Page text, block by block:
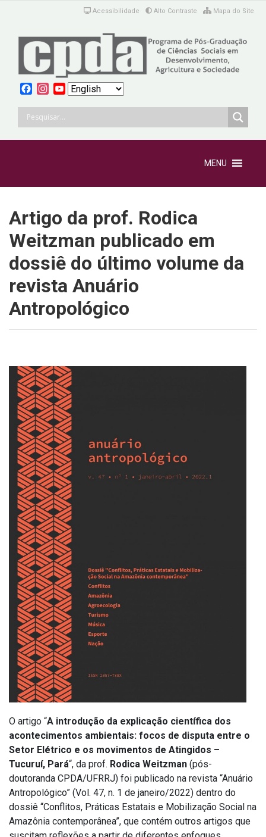
Mapa do Site
Alto Contraste
Acessibilidade
FacebookInstagram
YouTube
Escolha
MENU
Artigo da prof. Rodica
Weitzman publicado em
dossiê do último volume da
revista Anuário
Antropológico
O artigo “A introdução da explicação científica dos
acontecimentos ambientais: focos de disputa entre o
Setor Elétrico e os movimentos de Atingidos –
Tucuruí, Pará“, da prof. Rodica Weitzman (pós-
doutoranda CPDA/UFRRJ) foi publicado na revista “Anuário
Antropológico” (Vol. 47, n. 1 de janeiro/2022) dentro do
dossiê “Conflitos, Práticas Estatais e Mobilização Social na
Amazônia contemporânea”, que contém outros artigos que